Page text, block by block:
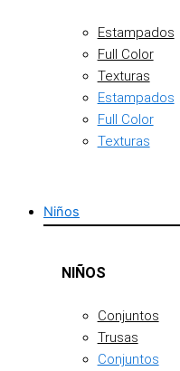
Estampados
Full Color
Texturas
Estampados
Full Color
Texturas
Niños
NIÑOS
Conjuntos
Trusas
Conjuntos